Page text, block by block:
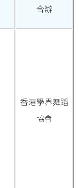
合辦
香港學界舞蹈
協會